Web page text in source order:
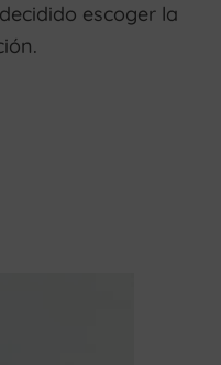
escoger la